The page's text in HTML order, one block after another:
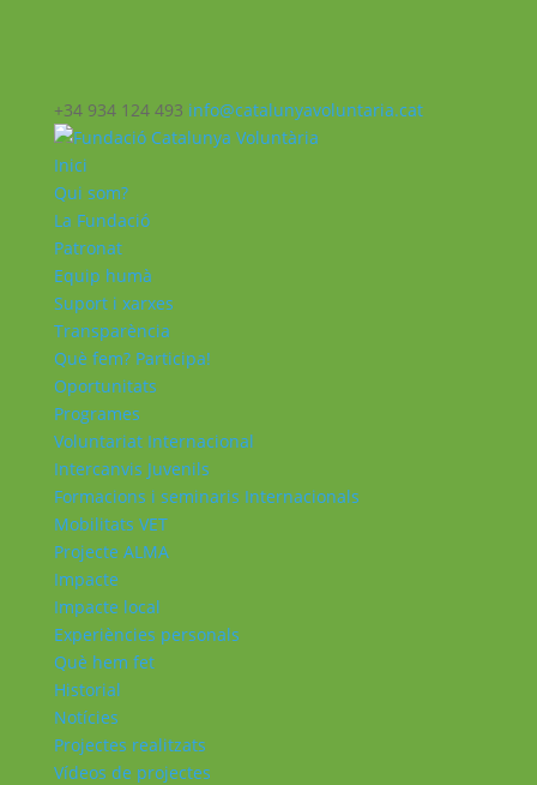
+34 934 124 493 info@catalunyavoluntaria.cat
Inici
Qui som?
La Fundació
Patronat
Equip humà
Suport i xarxes
Transparència
Què fem? Participa!
Oportunitats
Programes
Voluntariat Internacional
Intercanvis Juvenils
Formacions i seminaris Internacionals
Mobilitats VET
Projecte ALMA
Impacte
Impacte local
Experiències personals
Què hem fet
Historial
Notícies
Projectes realitzats
Vídeos de projectes